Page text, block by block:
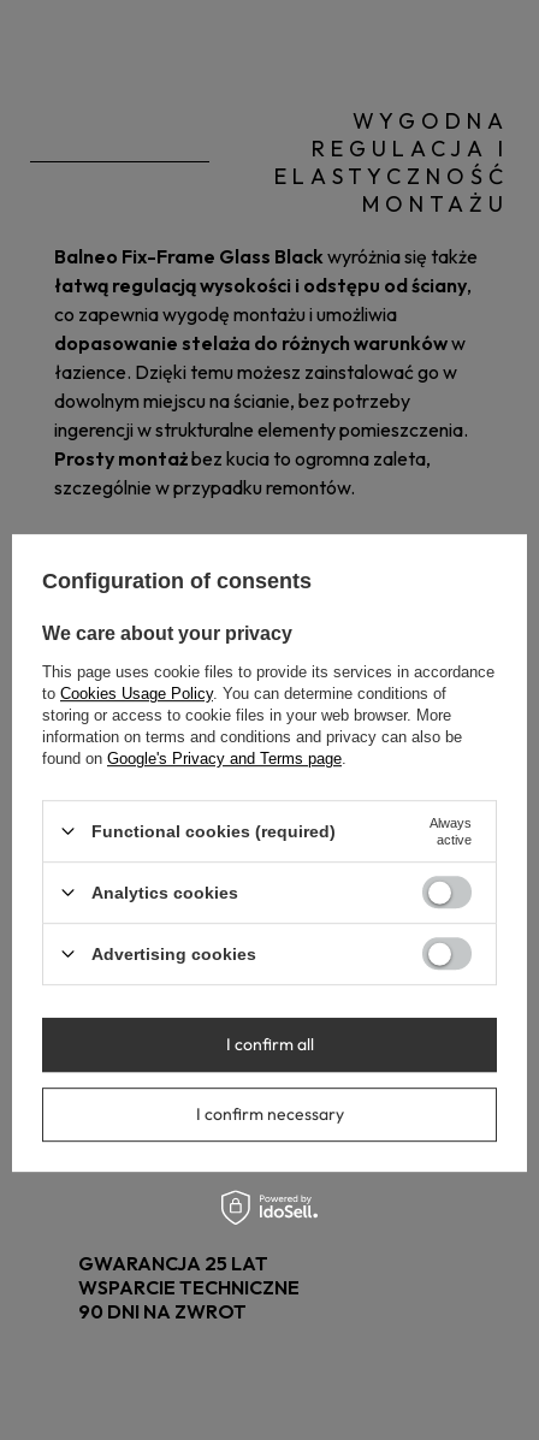
WYGODNA
REGULACJA I
ELASTYCZNOŚĆ
MONTAŻU
Balneo Fix-Frame Glass Black wyróżnia się także
łatwą regulacją wysokości i odstępu od ściany,
co zapewnia wygodę montażu i umożliwia
dopasowanie stelaża do różnych warunkóww
łazience. Dzięki temu możesz zainstalować go w
dowolnym miejscu na ścianie, bez potrzeby
ingerencji w strukturalne elementy pomieszczenia.
Prosty montażbez kucia to ogromna zaleta,
szczególnie w przypadku remontów.
TWOJE
BEZPIECZEŃSTWO
jest dla nas ważne
GWARANCJA 25 LAT
WSPARCIE TECHNICZNE
90 DNI NA ZWROT
Configuration of consents
We care about your privacy
This page uses cookie files to provide its services in accordance
to Cookies Usage Policy. You can determine conditions of
storing or access to cookie files in your web browser. More
information on terms and conditions and privacy can also be
found on Google's Privacy and Terms page
Functional cookies (required)
Always
active
Analytics cookies
Advertising cookies
I confirm necessary
I confirm all